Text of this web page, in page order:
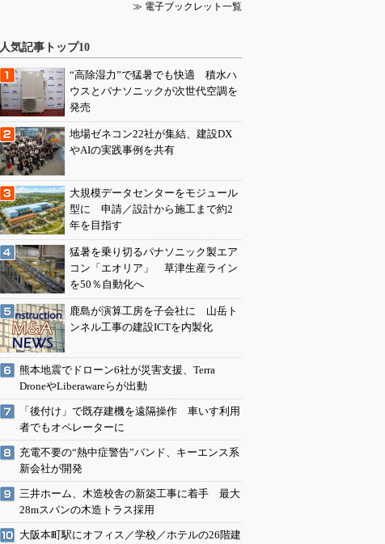
≫ 電子ブックレット一覧
人気記事トップ10
“高除湿力”で猛暑でも快適 積水ハ
ウスとパナソニックが次世代空調を
発売
地場ゼネコン22社が集結、建設DX
やAIの実践事例を共有
大規模データセンターをモジュール
型に 申請／設計から施工まで約2
年を目指す
猛暑を乗り切るパナソニック製エア
コン「エオリア」 草津生産ライン
を50％自動化へ
鹿島が演算工房を子会社に 山岳ト
ンネル工事の建設ICTを内製化
熊本地震でドローン6社が災害支援、Terra
DroneやLiberawareらが出動
「後付け」で既存建機を遠隔操作 車いす利用
者でもオペレーターに
充電不要の“熱中症警告”バンド、キーエンス系
新会社が開発
三井ホーム、木造校舎の新築工事に着手 最大
28mスパンの木造トラス採用
大阪本町駅にオフィス／学校／ホテルの26階建